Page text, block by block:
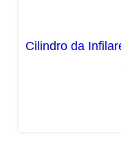
Cilindro da